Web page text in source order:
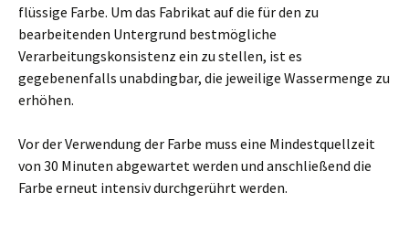
flüssige Farbe. Um das Fabrikat auf die für den zu
bearbeitenden Untergrund bestmögliche
Verarbeitungskonsistenz ein zu stellen, ist es
gegebenenfalls unabdingbar, die jeweilige Wassermenge zu
erhöhen.
Vor der Verwendung der Farbe muss eine Mindestquellzeit
von 30 Minuten abgewartet werden und anschließend die
Farbe erneut intensiv durchgerührt werden.